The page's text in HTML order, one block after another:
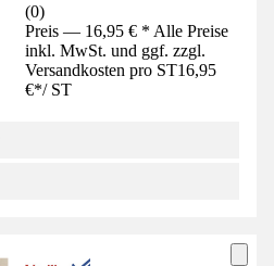
(0)
Preis — 16,95 € * Alle Preise
inkl. MwSt. und ggf. zzgl.
Versandkosten pro ST16,95
€*/ ST